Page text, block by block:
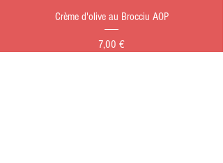
Crème d'olive au Brocciu AOP
Prix
7,00 €